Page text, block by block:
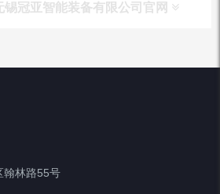
冠亚智能装备有限公司官网
翰林路55号